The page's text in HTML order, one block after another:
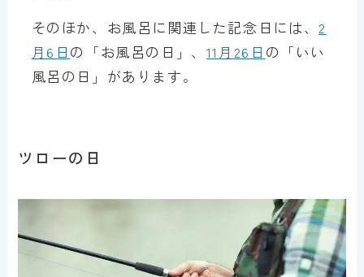
そのほか、お風呂に関連した記念日には、 2
月6日 の「お風呂の日」、 11月26日 の「いい
風呂の日」があります。
ツローの日